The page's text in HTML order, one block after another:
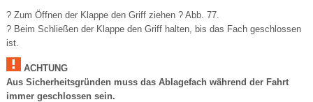
? Zum Öffnen der Klappe den Griff ziehen ? Abb. 77.
? Beim Schließen der Klappe den Griff halten, bis das Fach geschlossen
ist.
ACHTUNG
Aus Sicherheitsgründen muss das Ablagefach während der Fahrt
immer geschlossen sein.